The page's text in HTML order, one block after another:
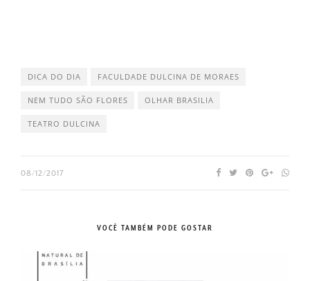
DICA DO DIA FACULDADE DULCINA DE MORAES
NEM TUDO SÃO FLORES OLHAR BRASILIA
TEATRO DULCINA
08/12/2017
VOCÊ TAMBÉM PODE GOSTAR